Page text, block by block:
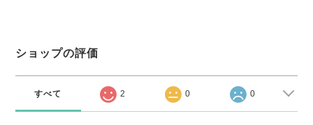
ショップの評価
すべて 2 0 0